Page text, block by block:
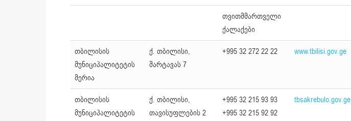
თვითმმართველი
ქალაქები
თბილისის
მუნიციპალიტეტის
მერია
ქ. თბილისი,
შარტავას 7
+995 32 272 22 22 www.tbilisi.gov.ge
თბილისის
მუნიციპალიტეტის
ქ. თბილისი,
თავისუფლების 2
+995 32 215 93 93
+995 32 215 92 92
tbsakrebulo.gov.ge